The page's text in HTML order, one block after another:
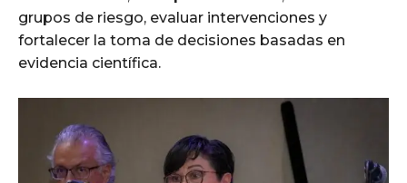
grupos de riesgo, evaluar intervenciones y
fortalecer la toma de decisiones basadas en
evidencia científica.